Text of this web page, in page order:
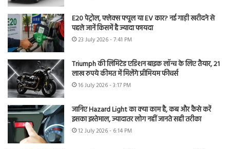
E20 पेट्रोल, फ्लेक्स फ्यूल या EV कार? नई गाड़ी खरीदने से
पहले जानें किसमें है ज्यादा फायदा
23 July 2026 - 7:41 PM
Triumph की लिमिटेड एडिशन बाइक लॉन्च के लिए तैयार, 21
लाख रुपये कीमत में मिलेंगे प्रीमियम फीचर्स
16 July 2026 - 3:17 PM
जानिए Hazard Light का क्या काम है, कब और कैसे करें
इसका इस्तेमाल, ज्यादातर लोग नहीं जानते सही तरीका
12 July 2026 - 6:14 PM